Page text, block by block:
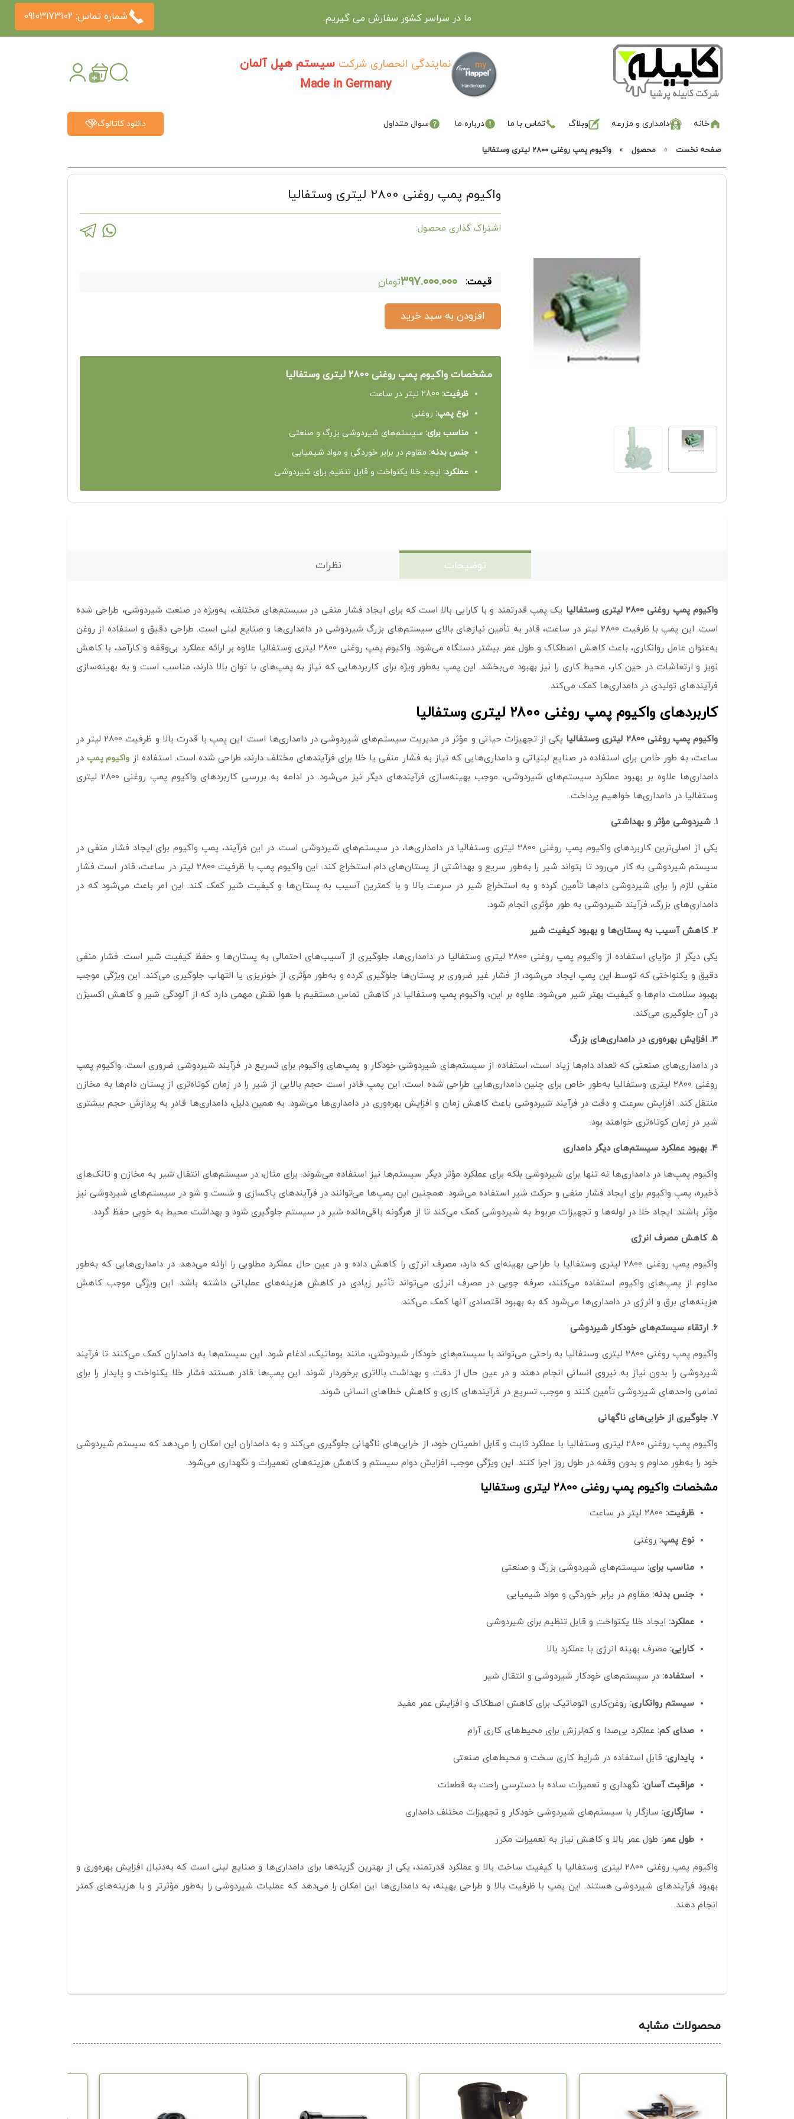
ما در سراسر کشور سفارش می گیریم.
نمایندگی انحصاری شرکت سیستم هپل آلمان
Made in Germany
خانه دامداری و مزرعه وبلاگ تماس با ما درباره ما سوال متداول دانلود کاتالوگ
شماره تماس: 09103173102
صفحه نخست » محصول » واکیوم پمپ روغنی 2800 لیتری وستفالیا
واکیوم پمپ روغنی 2800 لیتری وستفالیا
اشتراک گذاری محصول:
قیمت: تومان ۳۹۷.۰۰۰.۰۰۰
افزودن به سبد خرید
مشخصات واکیوم پمپ روغنی 2800 لیتری وستفالیا
ظرفیت:
نوع پمپ: روغنی
مناسب برای: سیستم‌های شیردوشی بزرگ و صنعتی
جنس بدنه: مقاوم در برابر خوردگی و مواد شیمیایی
عملکرد: ایجاد خلا یکنواخت و قابل تنظیم برای شیردوشی
توضیحات نظرات
واکیوم پمپ روغنی 2800 لیتری وستفالیا
یک پمپ قدرتمند و با کارایی بالا است که برای ایجاد فشار منفی در سیستم‌های مختلف، به‌ویژه در صنعت شیردوشی، طراحی شده
است. این پمپ با ظرفیت 2800 لیتر در ساعت، قادر به تأمین نیازهای بالای سیستم‌های بزرگ شیردوشی در دامداری‌ها و صنایع لبنی است. طراحی دقیق و استفاده از روغن
به‌عنوان عامل روانکاری، باعث کاهش اصطکاک و طول عمر بیشتر دستگاه می‌شود. واکیوم پمپ روغنی 2800 لیتری وستفالیا علاوه بر ارائه عملکرد بی‌وقفه و کارآمد، با کاهش
نویز و ارتعاشات در حین کار، محیط کاری را نیز بهبود می‌بخشد. این پمپ به‌طور ویژه برای کاربردهایی که نیاز به پمپ‌های با توان بالا دارند، مناسب است و به بهینه‌سازی
فرآیندهای تولیدی در دامداری‌ها کمک می‌کند.
کاربردهای واکیوم پمپ روغنی 2800 لیتری وستفالیا
واکیوم پمپ روغنی 2800 لیتری وستفالیا
یکی از تجهیزات حیاتی و مؤثر در مدیریت سیستم‌های شیردوشی در دامداری‌ها است. این پمپ با قدرت بالا و ظرفیت 2800 لیتر در
ساعت، به‌ طور خاص برای استفاده در صنایع لبنیاتی و دامداری‌هایی که نیاز به فشار منفی یا خلا برای فرآیندهای مختلف دارند، طراحی شده است. استفاده از واکیوم پمپ‌در
دامداری‌ها علاوه بر بهبود عملکرد سیستم‌های شیردوشی، موجب بهینه‌سازی فرآیندهای دیگر نیز می‌شود. در ادامه به بررسی کاربردهای واکیوم پمپ روغنی 2800 لیتری
وستفالیا در دامداری‌ها خواهیم پرداخت.
1. شیردوشی مؤثر و بهداشتی
یکی از اصلی‌ترین کاربردهای واکیوم پمپ روغنی 2800 لیتری وستفالیا در دامداری‌ها، در سیستم‌های شیردوشی است. در این فرآیند، پمپ واکیوم برای ایجاد فشار منفی در
سیستم شیردوشی به‌ کار می‌رود تا بتواند شیر را به‌طور سریع و بهداشتی از پستان‌های دام استخراج کند. این واکیوم پمپ با ظرفیت 2800 لیتر در ساعت، قادر است فشار
منفی لازم را برای شیردوشی دام‌ها تأمین کرده و به استخراج شیر در سرعت بالا و با کمترین آسیب به پستان‌ها و کیفیت شیر کمک کند. این امر باعث می‌شود که در
دامداری‌های بزرگ، فرآیند شیردوشی به‌ طور مؤثری انجام شود.
2. کاهش آسیب به پستان‌ها و بهبود کیفیت شیر
یکی دیگر از مزایای استفاده از واکیوم پمپ روغنی 2800 لیتری وستفالیا در دامداری‌ها، جلوگیری از آسیب‌های احتمالی به پستان‌ها و حفظ کیفیت شیر است. فشار منفی
دقیق و یکنواختی که توسط این پمپ ایجاد می‌شود، از فشار غیر ضروری بر پستان‌ها جلوگیری کرده و به‌طور مؤثری از خونریزی یا التهاب جلوگیری می‌کند. این ویژگی موجب
بهبود سلامت دام‌ها و کیفیت بهتر شیر می‌شود. علاوه بر این، واکیوم پمپ وستفالیا در کاهش تماس مستقیم با هوا نقش مهمی دارد که از آلودگی شیر و کاهش اکسیژن
در آن جلوگیری می‌کند.
3. افزایش بهره‌وری در دامداری‌های بزرگ
در دامداری‌های صنعتی که تعداد دام‌ها زیاد است، استفاده از سیستم‌های شیردوشی خودکار و پمپ‌های واکیوم برای تسریع در فرآیند شیردوشی ضروری است. واکیوم پمپ
روغنی 2800 لیتری وستفالیا به‌طور خاص برای چنین دامداری‌هایی طراحی شده است. این پمپ قادر است حجم بالایی از شیر را در زمان کوتاه‌تری از پستان دام‌ها به مخازن
منتقل کند. افزایش سرعت و دقت در فرآیند شیردوشی باعث کاهش زمان و افزایش بهره‌وری در دامداری‌ها می‌شود. به همین دلیل، دامداری‌ها قادر به پردازش حجم بیشتری
شیر در زمان کوتاه‌تری خواهند بود.
4. بهبود عملکرد سیستم‌های دیگر دامداری
واکیوم پمپ‌ها در دامداری‌ها نه‌ تنها برای شیردوشی بلکه برای عملکرد مؤثر دیگر سیستم‌ها نیز استفاده می‌شوند. برای مثال، در سیستم‌های انتقال شیر به مخازن و تانک‌های
ذخیره، پمپ واکیوم برای ایجاد فشار منفی و حرکت شیر استفاده می‌شود. همچنین این پمپ‌ها می‌توانند در فرآیندهای پاکسازی و شست‌ و شو در سیستم‌های شیردوشی نیز
مؤثر باشند. ایجاد خلا در لوله‌ها و تجهیزات مربوط به شیردوشی کمک می‌کند تا از هرگونه باقی‌مانده شیر در سیستم جلوگیری شود و بهداشت محیط به‌ خوبی حفظ گردد.
5. کاهش مصرف انرژی
واکیوم پمپ روغنی 2800 لیتری وستفالیا با طراحی بهینه‌ای که دارد، مصرف انرژی را کاهش داده و در عین حال عملکرد مطلوبی را ارائه می‌دهد. در دامداری‌هایی که به‌طور
مداوم از پمپ‌های واکیوم استفاده می‌کنند، صرفه‌ جویی در مصرف انرژی می‌تواند تأثیر زیادی در کاهش هزینه‌های عملیاتی داشته باشد. این ویژگی موجب کاهش
هزینه‌های برق و انرژی در دامداری‌ها می‌شود که به بهبود اقتصادی آنها کمک می‌کند.
6. ارتقاء سیستم‌های خودکار شیردوشی
واکیوم پمپ روغنی 2800 لیتری وستفالیا به‌ راحتی می‌تواند با سیستم‌های خودکار شیردوشی، مانند بوماتیک، ادغام شود. این سیستم‌ها به دامداران کمک می‌کنند تا فرآیند
شیردوشی را بدون نیاز به نیروی انسانی انجام دهند و در عین حال از دقت و بهداشت بالاتری برخوردار شوند. این پمپ‌ها قادر هستند فشار خلا یکنواخت و پایدار را برای
تمامی واحدهای شیردوشی تأمین کنند و موجب تسریع در فرآیندهای کاری و کاهش خطاهای انسانی شوند.
7. جلوگیری از خرابی‌های ناگهانی
واکیوم پمپ روغنی 2800 لیتری وستفالیا با عملکرد ثابت و قابل اطمینان خود، از خرابی‌های ناگهانی جلوگیری می‌کند و به دامداران این امکان را می‌دهد که سیستم شیردوشی
خود را به‌طور مداوم و بدون وقفه در طول روز اجرا کنند. این ویژگی موجب افزایش دوام سیستم و کاهش هزینه‌های تعمیرات و نگهداری می‌شود.
مشخصات واکیوم پمپ روغنی 2800 لیتری وستفالیا
ظرفیت:
نوع پمپ: روغنی
مناسب برای: سیستم‌های شیردوشی بزرگ و صنعتی
جنس بدنه: مقاوم در برابر خوردگی و مواد شیمیایی
عملکرد: ایجاد خلا یکنواخت و قابل تنظیم برای شیردوشی
کارایی: مصرف بهینه انرژی با عملکرد بالا
استفاده: در سیستم‌های خودکار شیردوشی و انتقال شیر
سیستم روانکاری: روغن‌کاری اتوماتیک برای کاهش اصطکاک و افزایش عمر مفید
صدای کم: عملکرد بی‌صدا و کم‌لرزش برای محیط‌های کاری آرام
پایداری: قابل استفاده در شرایط کاری سخت و محیط‌های صنعتی
مراقبت آسان: نگهداری و تعمیرات ساده با دسترسی راحت به قطعات
سازگاری: سازگار با سیستم‌های شیردوشی خودکار و تجهیزات مختلف دامداری
طول عمر: طول عمر بالا و کاهش نیاز به تعمیرات مکرر
واکیوم پمپ روغنی 2800 لیتری وستفالیا با کیفیت ساخت بالا و عملکرد قدرتمند، یکی از بهترین گزینه‌ها برای دامداری‌ها و صنایع لبنی است که به‌دنبال افزایش بهره‌وری و
بهبود فرآیندهای شیردوشی هستند. این پمپ با ظرفیت بالا و طراحی بهینه، به دامداری‌ها این امکان را می‌دهد که عملیات شیردوشی را به‌طور مؤثرتر و با هزینه‌های کمتر
انجام دهند.
محصولات مشابه